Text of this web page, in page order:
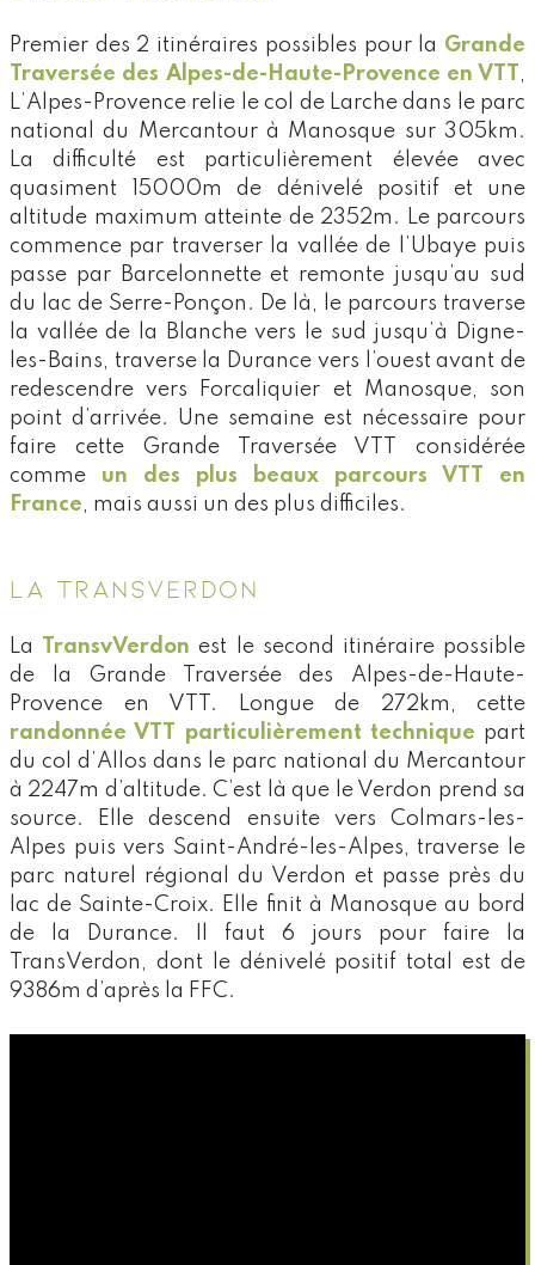
Premier des 2 itinéraires possibles pour la Grande
Traversée des Alpes-de-Haute-Provence en VTT,
L’Alpes-Provence relie le col de Larche dans le parc
national du Mercantour à Manosque sur 305km.
La difficulté est particulièrement élevée avec
quasiment 15000m de dénivelé positif et une
altitude maximum atteinte de 2352m. Le parcours
commence par traverser la vallée de l’Ubaye puis
passe par Barcelonnette et remonte jusqu’au sud
du lac de Serre-Ponçon. De là, le parcours traverse
la vallée de la Blanche vers le sud jusqu’à Digne-
les-Bains, traverse la Durance vers l’ouest avant de
redescendre vers Forcaliquier et Manosque, son
point d’arrivée. Une semaine est nécessaire pour
faire cette Grande Traversée VTT considérée
comme un des plus beaux parcours VTT en
France, mais aussi un des plus difficiles.
LA TRANSVERDON
La TransvVerdon est le second itinéraire possible
de la Grande Traversée des Alpes-de-Haute-
Provence en VTT. Longue de 272km, cette
randonnée VTT particulièrement technique part
du col d’Allos dans le parc national du Mercantour
à 2247m d’altitude. C’est là que le Verdon prend sa
source. Elle descend ensuite vers Colmars-les-
Alpes puis vers Saint-André-les-Alpes, traverse le
parc naturel régional du Verdon et passe près du
lac de Sainte-Croix. Elle finit à Manosque au bord
de la Durance. Il faut 6 jours pour faire la
TransVerdon, dont le dénivelé positif total est de
9386m d’après la FFC.